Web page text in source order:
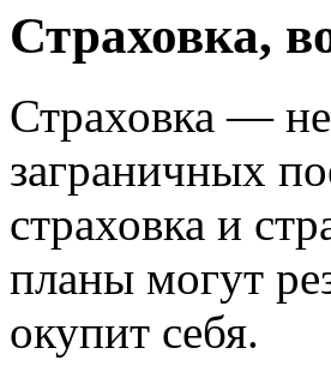
Страховка,
Страховка — не
заграничных
страховка и
планы могут
окупит себя.